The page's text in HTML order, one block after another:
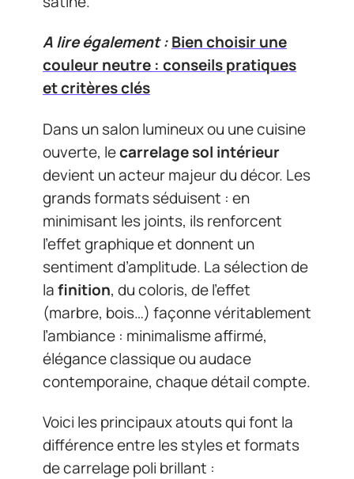
A lire également :Bien choisir une
couleur neutre : conseils pratiques
et critères clés
Dans un salon lumineux ou une cuisine
ouverte, lecarrelage sol intérieur
devient un acteur majeur du décor. Les
grands formats séduisent : en
minimisant les joints, ils renforcent
l’effet graphique et donnent un
sentiment d’amplitude. La sélection de
lafinition, du coloris, de l’effet
(marbre, bois…) façonne véritablement
l’ambiance : minimalisme affirmé,
élégance classique ou audace
contemporaine, chaque détail compte.
Voici les principaux atouts qui font la
différence entre les styles et formats
de carrelage poli brillant :